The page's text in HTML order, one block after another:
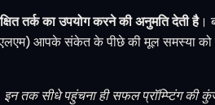
तर्क का उपयोग करने की अनुमति देती है।
आपके संकेत के पीछे की मूल समस्या को
इन तक सीधे पहुंचना ही सफल प्रॉम्प्टिंग की